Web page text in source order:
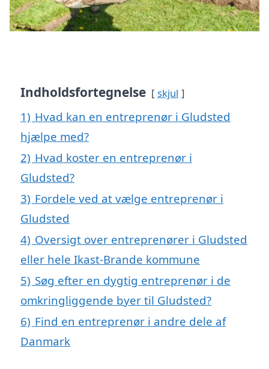
Indholdsfortegnelse skjul
1) Hvad kan en entreprenør i Gludsted
hjælpe med?
2) Hvad koster en entreprenør i
Gludsted?
3) Fordele ved at vælge entreprenør i
Gludsted
4) Oversigt over entreprenører i Gludsted
eller hele Ikast-Brande kommune
5) Søg efter en dygtig entreprenør i de
omkringliggende byer til Gludsted?
6) Find en entreprenør i andre dele af
Danmark